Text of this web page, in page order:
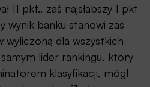
11 pkt., zaś najsłabszy 1 pkt
wynik banku stanowi zaś
wyliczoną dla wszystkich
lider rankingu, który
klasyfikacji, mógł